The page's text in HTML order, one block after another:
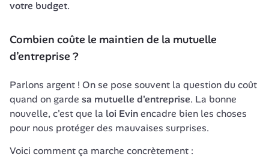
votre budget.
Combien coûte le maintien de la mutuelle
d’entreprise ?
Parlons argent ! On se pose souvent la question du coût
quand on garde sa mutuelle d'entreprise. La bonne
nouvelle, c'est que la loi Evin encadre bien les choses
pour nous protéger des mauvaises surprises.
Voici comment ça marche concrètement :